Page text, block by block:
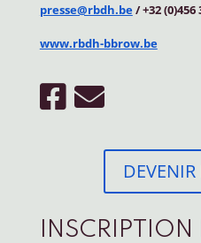
presse@rbdh.be/ +32 (0)456
www.rbdh-bbrow.be